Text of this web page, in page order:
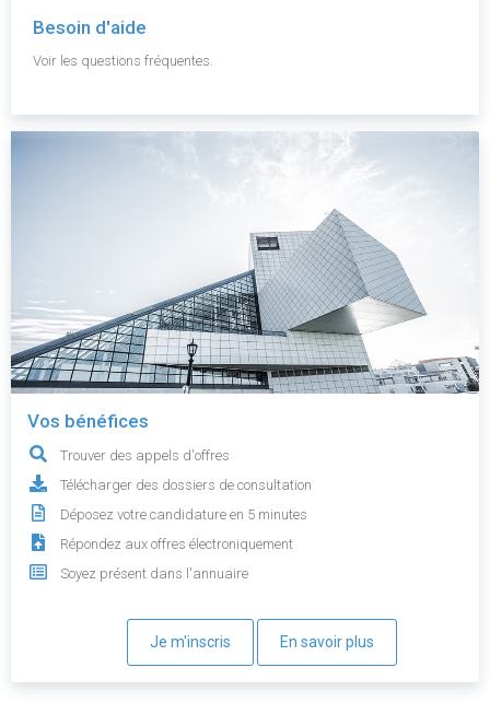
Besoin d'aide
Voir les questions fréquentes.
Vos bénéfices
Trouver des appels d'offres
Télécharger des dossiers de consultation
Déposez votre candidature en 5 minutes
Répondez aux offres électroniquement
Soyez présent dans l'annuaire
Je m'inscris En savoir plus